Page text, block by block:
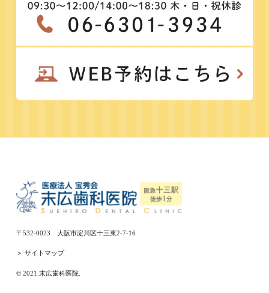
〒532-0023 大阪市淀川区十三東2-7-16
＞ サイトマップ
© 2021.末広歯科医院.